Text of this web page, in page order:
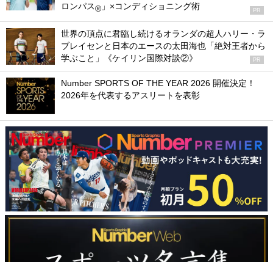
ロンパス® 」×コンディショニング術 PR
世界の頂点に君臨し続けるオランダの超人ハリー・ラ
ブレイセンと日本のエースの太田海也「絶対王者から
学ぶこと」《ケイリン国際対談②》
PR
Number SPORTS OF THE YEAR 2026 開催決定！
2026年を代表するアスリートを表彰